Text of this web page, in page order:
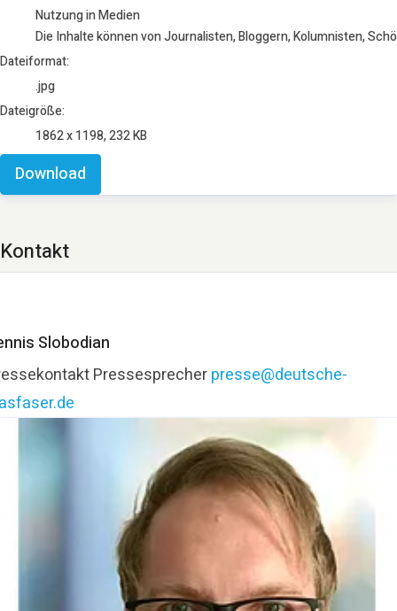
Nutzung in Medien
Die Inhalte können von Journalisten, Bloggern, Kolumnisten,
Dateiformat:
.jpg
Dateigröße:
1862 x 1198, 232 KB
Download
Kontakt
Slobodian
Pressesprecherpresse@deutsche-